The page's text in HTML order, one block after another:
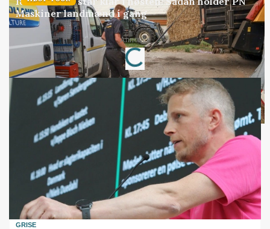
Maskiner landmænd i gang
Annonce
Loading...
GRISE